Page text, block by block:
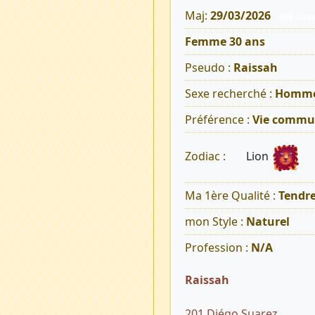
Maj: 29/03/2026
Femme 30 ans
Pseudo : Raissah
Sexe recherché :
Préférence : Vie
Zodiac : Lion
Ma 1ère Qualité :
mon Style : Naturel
Profession : N/A
Raissah